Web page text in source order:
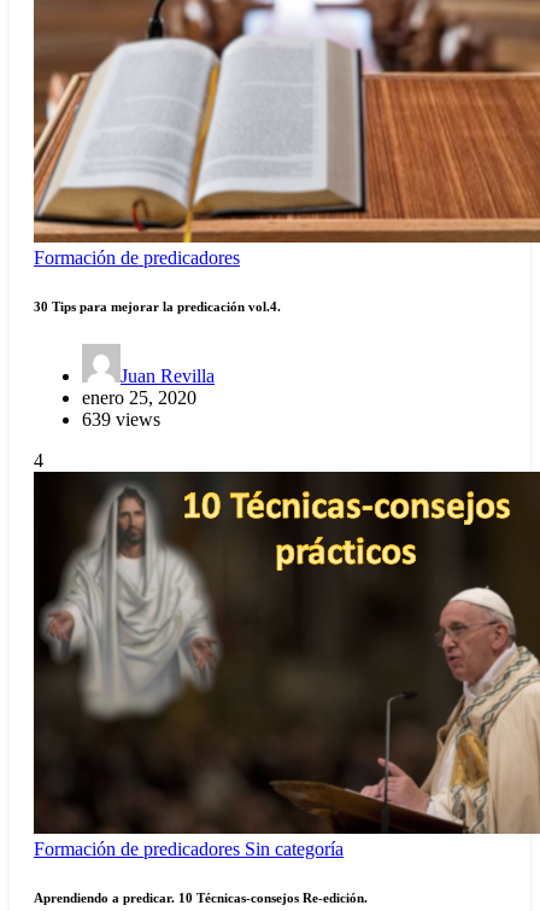
Formación de predicadores
30 Tips para mejorar la predicación vol.4.
Juan Revilla
enero 25, 2020
639 views
4
Formación de predicadores Sin categoría
Aprendiendo a predicar. 10 Técnicas-consejos Re-edición.